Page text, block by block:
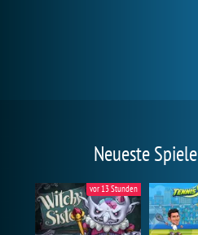
Neueste Spiele
vor 13 Stunden